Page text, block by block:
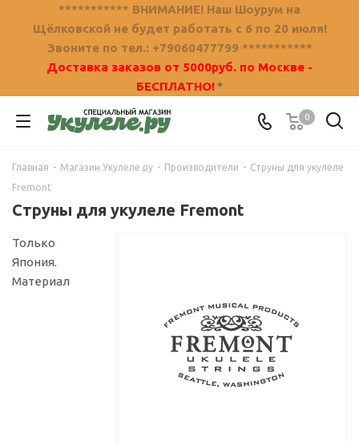
*********** ВНИМАНИЕ! Наш Шоурум на
Щёлковской не будет работать с 6 по 20 июля!
Звоните по тел.: +79060477799 ***********
Доставка заказов от 5000руб. по Москве -
БЕСПЛАТНО!*
0
Главная - Магазин Укулеле.ру - Производители - Струны для укулеле
Fremont
Струны для укулеле Fremont
Только
Япония.
Материал